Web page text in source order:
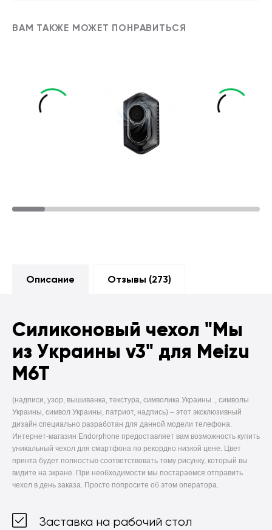
ВАМ ТАКЖЕ МОЖЕТ ПОНРАВИТЬСЯ
Описание Отзывы (273)
Силиконовый чехол "Мы
из Украины v3" для Meizu
M6T
(надписи, узор, вышиванка, текстура, символика Украины ., символы
Украины, символ Украины, патриот, надпись) – этот эксклюзивный
дизайн специально разработан для данной модели телефона.
Интернет-магазин Endorphone предоставляет вам возможность купить
уникальный чехол для смартфона по рекордно низкой цене. Цвет
принта будет полностью соответствовать тому рисунку, который вы
видите на экране. При необходимости мы постараемся отправить
чехол в день заказа. Просто попросите об этом оператора.
Заставка на рабочий стол